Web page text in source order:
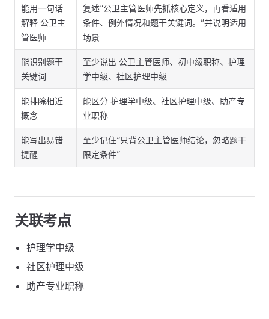
能用一句话
解释 公卫主
管医师
复述“公卫主管医师先抓核心定义，再看适用
条件、例外情况和题干关键词。”并说明适用
场景
能识别题干
关键词
至少说出 公卫主管医师、初中级职称、护理
学中级、社区护理中级
能排除相近
概念
能区分 护理学中级、社区护理中级、助产专
业职称
能写出易错
提醒
至少记住“只背公卫主管医师结论，忽略题干
限定条件”
关联考点
护理学中级
社区护理中级
助产专业职称